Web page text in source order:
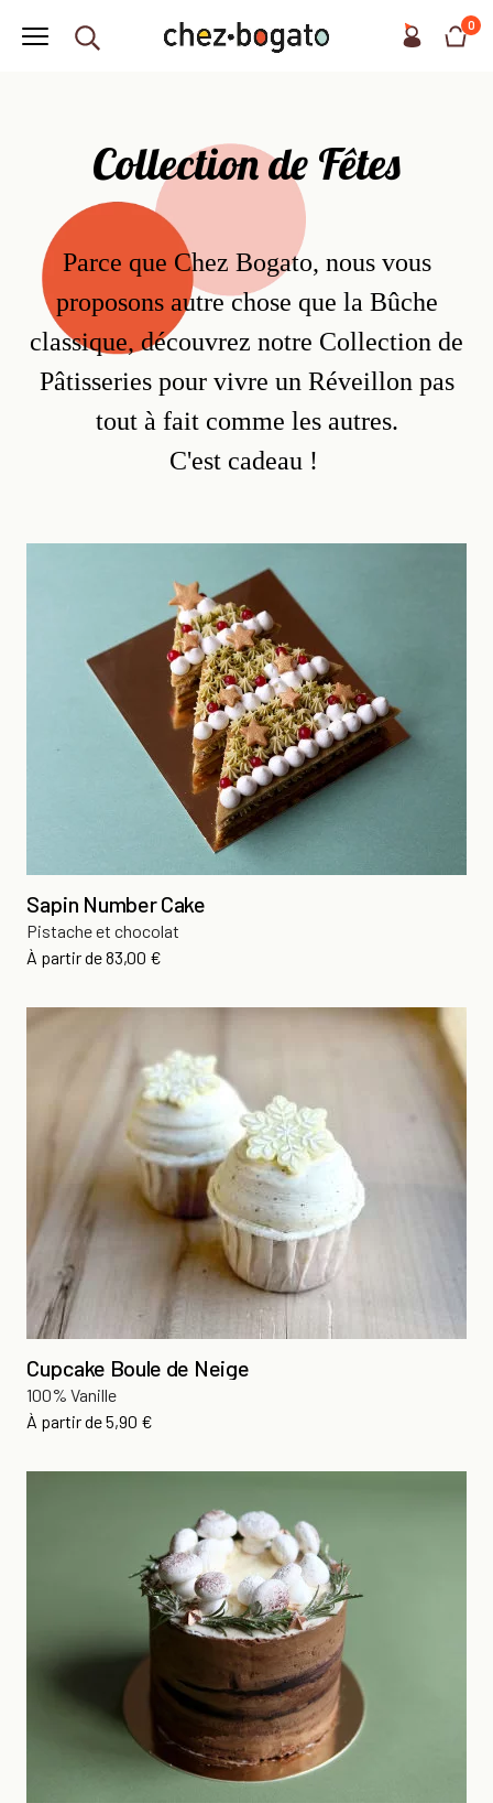
0
Collection de Fêtes
Parce que Chez Bogato, nous vous
proposons autre chose que la Bûche
classique, découvrez notre Collection de
Pâtisseries pour vivre un Réveillon pas
tout à fait comme les autres.
C'est cadeau !
Sapin Number Cake
Pistache et chocolat
À partir dePrix
83,00 €
Cupcake Boule de Neige
100% Vanille
À partir dePrix
5,90 €